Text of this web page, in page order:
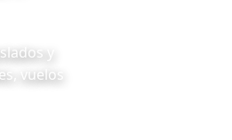
y
vuelos